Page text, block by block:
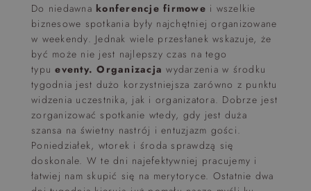
Do niedawna konferencje firmowe i wszelkie
biznesowe spotkania były najchętniej organizowane
w weekendy. Jednak wiele przesłanek wskazuje, że
być może nie jest najlepszy czas na tego
typueventy. Organizacja wydarzenia w środku
tygodnia jest dużo korzystniejsza zarówno z punktu
widzenia uczestnika, jak i organizatora. Dobrze jest
zorganizować spotkanie wtedy, gdy jest duża
szansa na świetny nastrój i entuzjazm gości.
Poniedziałek, wtorek i środa sprawdzą się
doskonale. W te dni najefektywniej pracujemy i
łatwiej nam skupić się na merytoryce. Ostatnie dwa